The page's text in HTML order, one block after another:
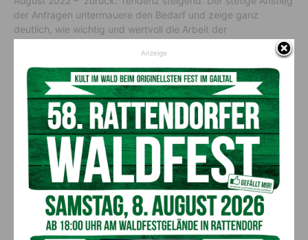
der Anfragen untermauere den Bedarf und zeige ganz
deutlich, wie wichtig und wertvoll die Arbeit der
TelefonSeelsorge Kärnten ist und auch in Zukunft sein wird.
Vor allem Jugendliche und junge Erwachsene bevorzugen die
digitale Beratung: Hier hatten
Hier gibt es Hilfe:
Telefonberatung unter der Notrufnummer142
Chat- und Mailberatung:
Chat
Facebook
Anzeige